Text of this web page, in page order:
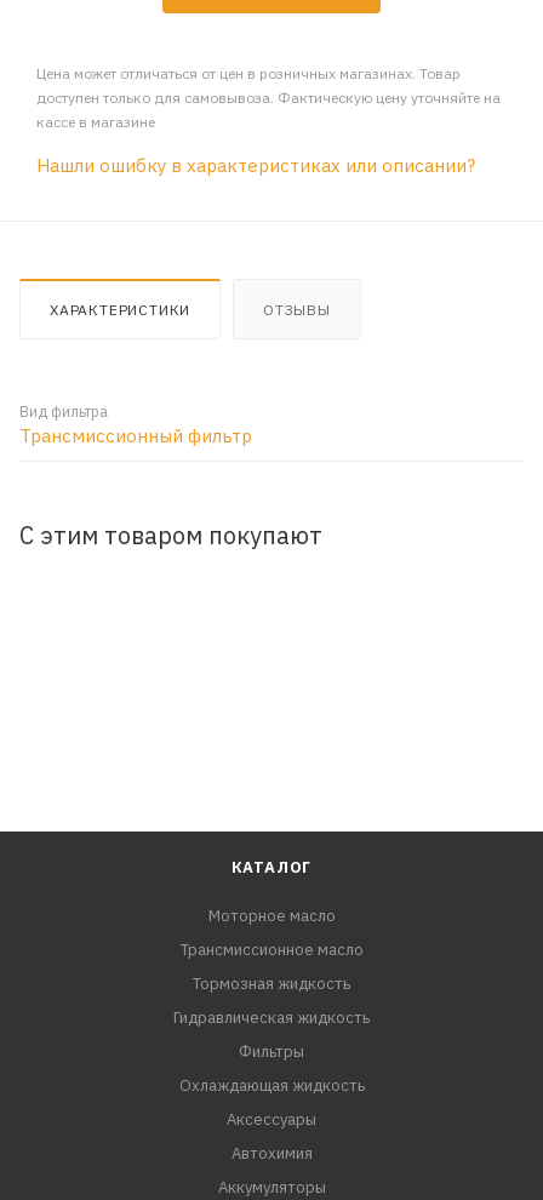
Цена может отличаться от цен в розничных магазинах. Товар
доступен только для самовывоза. Фактическую цену уточняйте на
кассе в магазине
Нашли ошибку в характеристиках или описании?
ХАРАКТЕРИСТИКИ ОТЗЫВЫ
Вид фильтра
Трансмиссионный фильтр
С этим товаром покупают
КАТАЛОГ
Моторное масло
Трансмиссионное масло
Тормозная жидкость
Гидравлическая жидкость
Фильтры
Охлаждающая жидкость
Аксессуары
Автохимия
Аккумуляторы